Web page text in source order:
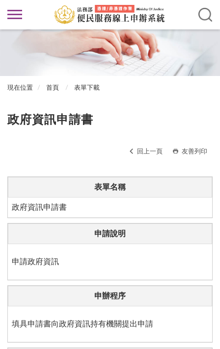
現在位置 首頁 表單下載
政府資訊申請書
回上一頁 友善列印
表單名稱
政府資訊申請書
申請說明
申請政府資訊
申辦程序
填具申請書向政府資訊持有機關提出申請